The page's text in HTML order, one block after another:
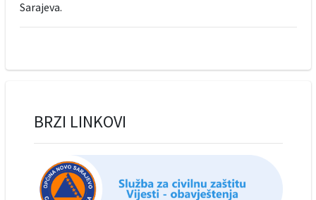
Sarajeva.
BRZI LINKOVI